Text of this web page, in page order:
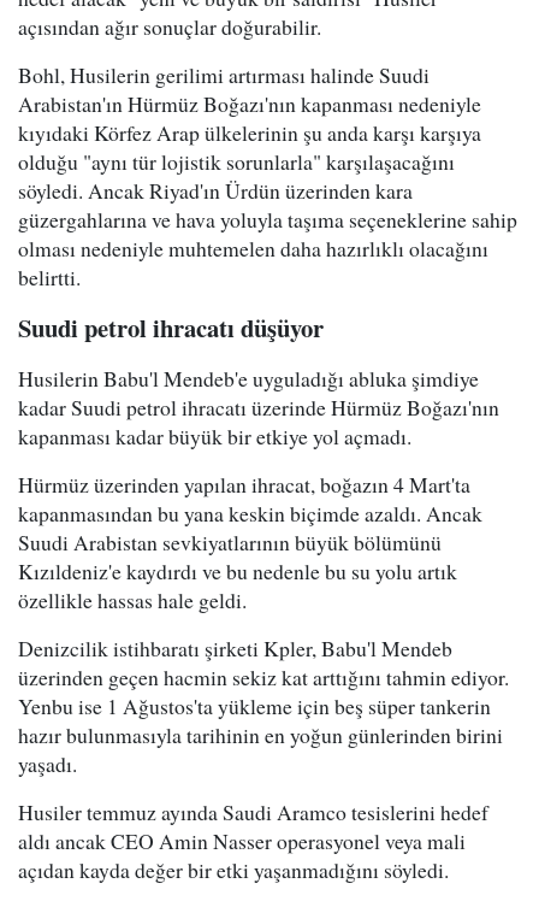
açısından ağır sonuçlar doğurabilir.
Bohl, Husilerin gerilimi artırması halinde Suudi
Arabistan'ın Hürmüz Boğazı'nın kapanması nedeniyle
kıyıdaki Körfez Arap ülkelerinin şu anda karşı karşıya
olduğu "aynı tür lojistik sorunlarla" karşılaşacağını
söyledi. Ancak Riyad'ın Ürdün üzerinden kara
güzergahlarına ve hava yoluyla taşıma seçeneklerine sahip
olması nedeniyle muhtemelen daha hazırlıklı olacağını
belirtti.
Suudi petrol ihracatı düşüyor
Husilerin Babu'l Mendeb'e uyguladığı abluka şimdiye
kadar Suudi petrol ihracatı üzerinde Hürmüz Boğazı'nın
kapanması kadar büyük bir etkiye yol açmadı.
Hürmüz üzerinden yapılan ihracat, boğazın 4 Mart'ta
kapanmasından bu yana keskin biçimde azaldı. Ancak
Suudi Arabistan sevkiyatlarının büyük bölümünü
Kızıldeniz'e kaydırdı ve bu nedenle bu su yolu artık
özellikle hassas hale geldi.
Denizcilik istihbaratı şirketi Kpler, Babu'l Mendeb
üzerinden geçen hacmin sekiz kat arttığını tahmin ediyor.
Yenbu ise 1 Ağustos'ta yükleme için beş süper tankerin
hazır bulunmasıyla tarihinin en yoğun günlerinden birini
yaşadı.
Husiler temmuz ayında Saudi Aramco tesislerini hedef
aldı ancak CEO Amin Nasser operasyonel veya mali
açıdan kayda değer bir etki yaşanmadığını söyledi.